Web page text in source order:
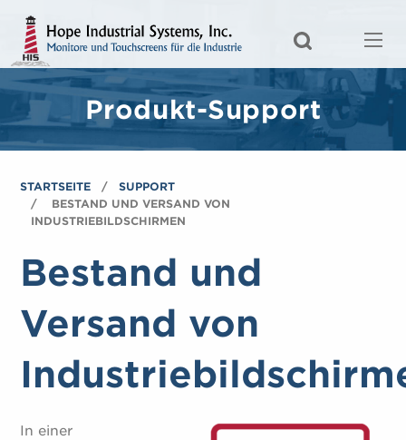
Produkt-Support
STARTSEITE
SUPPORT
BESTAND UND VERSAND VON
INDUSTRIEBILDSCHIRMEN
Bestand und
Versand von
In einer